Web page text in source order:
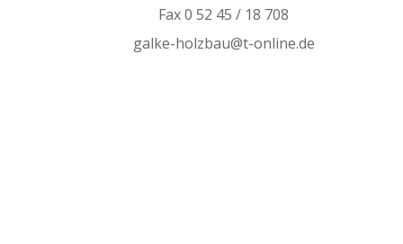
Fax 0 52 45 / 18 708
galke-holzbau@t-online.de